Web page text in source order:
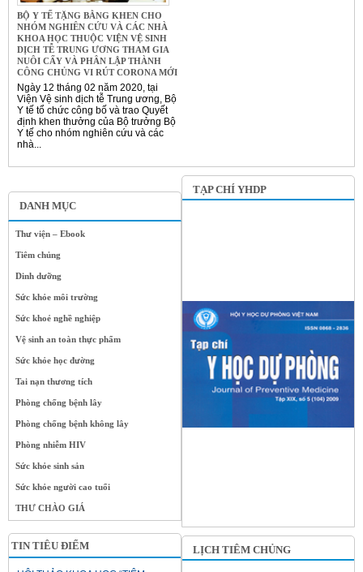
DANH MỤC
Thư viện – Ebook
Tiêm chủng
Dinh dưỡng
Sức khỏe môi trường
Sức khoẻ nghề nghiệp
Vệ sinh an toàn thực phẩm
Sức khỏe học đường
Tai nạn thương tích
Phòng chống bệnh lây
Phòng chống bệnh không lây
Phòng nhiễm HIV
Sức khỏe sinh sản
Sức khỏe người cao tuổi
THƯ CHÀO GIÁ
TIN TIÊU ĐIỂM
BỘ Y TẾ TẶNG BẰNG KHEN CHO
NHÓM NGHIÊN CỨU VÀ CÁC NHÀ
KHOA HỌC THUỘC VIỆN VỆ SINH
DỊCH TỄ TRUNG ƯƠNG THAM GIA
NUÔI CẤY VÀ PHÂN LẬP THÀNH
CÔNG CHỦNG VI RÚT CORONA MỚI
Ngày 12 tháng 02 năm 2020, tại
Viện Vệ sinh dịch tễ Trung ương, Bộ
Y tế tổ chức công bố và trao Quyết
định khen thưởng của Bộ trưởng Bộ
Y tế cho nhóm nghiên cứu và các
nhà...
TẠP CHÍ YHDP
LỊCH TIÊM CHỦNG